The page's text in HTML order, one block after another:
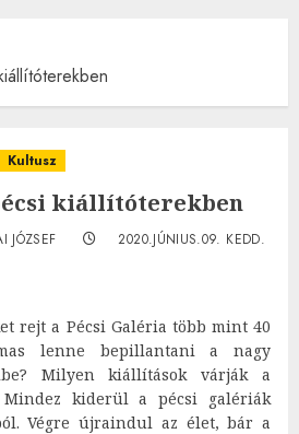
Kultusz
kiállítóterekben
JÓZSEF
2020.JÚNIUS.09. KEDD.
rejt a Pécsi Galéria több mint 40
lenne bepillantani a nagy
Milyen kiállítások várják a
Mindez kiderül a pécsi galériák
Végre újraindul az élet, bár a